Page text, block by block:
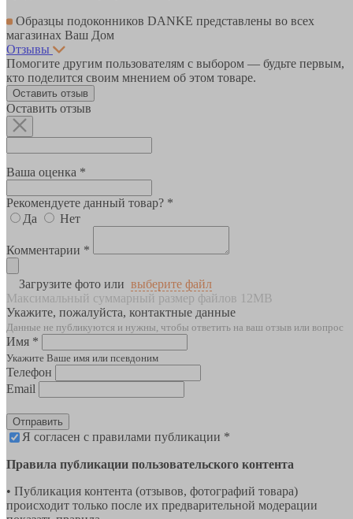
Образцы подоконников DANKE представлены во всех
магазинах Ваш Дом
Отзывы
Помогите другим пользователям с выбором — будьте первым,
кто поделится своим мнением об этом товаре.
Оставить отзыв
Оставить отзыв
Ваша оценка *
Рекомендуете данный товар? *
Да
Нет
Комментарии *
Загрузите фото или выберите файл
Максимальный суммарный размер файлов 12MB
Укажите, пожалуйста, контактные данные
Данные не публикуются и нужны, чтобы ответить на ваш отзыв или вопрос
Имя *
Укажите Ваше имя или псевдоним
Телефон
Email
Отправить
Я согласен с правилами публикации *
Правила публикации пользовательского контента
• Публикация контента (отзывов, фотографий товара)
происходит только после их предварительной модерации